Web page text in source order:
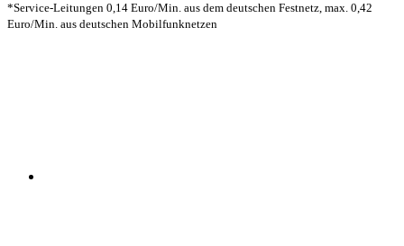
*Service-Leitungen 0,14 Euro/Min. aus dem deutschen Festnetz, max. 0,42
Euro/Min. aus deutschen Mobilfunknetzen